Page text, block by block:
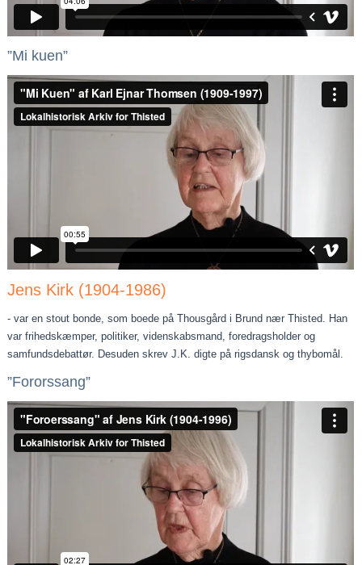
”Mi kuen”
Jens Kirk (1904-1986)
- var en stout bonde, som boede på Thousgård i Brund nær Thisted. Han
var frihedskæmper, politiker, videnskabsmand, foredragsholder og
samfundsdebattør. Desuden skrev J.K. digte på rigsdansk og thybomål.
”Fororssang”